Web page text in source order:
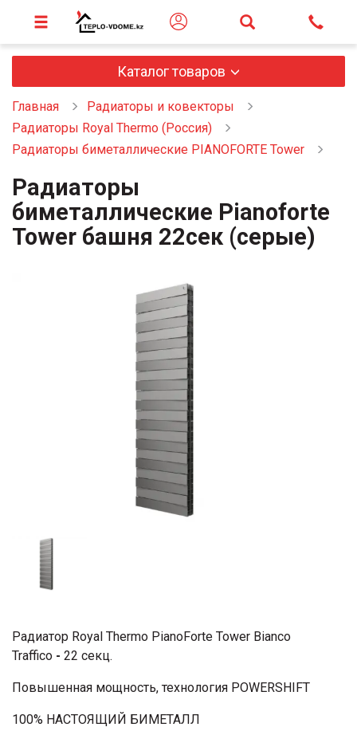
Каталог товаров
Главная
Радиаторы и ковекторы
Радиаторы Royal Thermo (Россия)
Радиаторы биметаллические PIANOFORTE Tower
Радиаторы
биметаллические Pianoforte
Tower башня 22сек (серые)
Радиатор Royal Thermo PianoForte Tower Bianco
Traffico - 22 секц.
Повышенная мощность, технология POWERSHIFT
100% НАСТОЯЩИЙ БИМЕТАЛЛ